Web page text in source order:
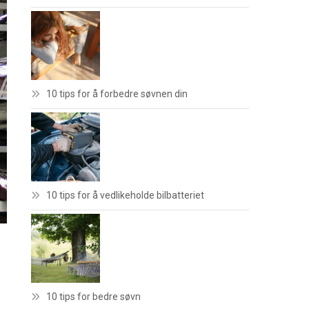
10 tips for å forbedre søvnen din
10 tips for å vedlikeholde bilbatteriet
10 tips for bedre søvn